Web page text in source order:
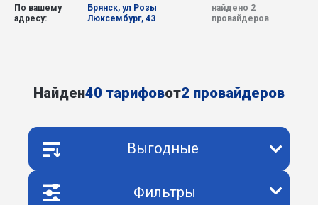
По вашему
адресу:
Брянск, ул Розы
Люксембург, 43
найдено 2
провайдеров
Найден40 тарифовот2 провайдеров
Выгодные
Фильтры